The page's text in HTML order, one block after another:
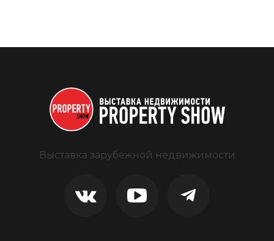
Выставка зарубежной недвижимости